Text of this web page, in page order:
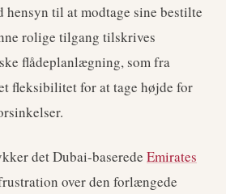
til at modtage sine bestilte
rolige tilgang tilskrives
flådeplanlægning, som fra
fleksibilitet for at tage højde for
det Dubai-baserede Emirates
over den forlængede